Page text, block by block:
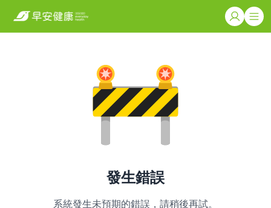
發生錯誤
系統發生未預期的錯誤，請稍後再試。